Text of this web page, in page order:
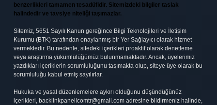
benzerlikleri tamamen tesadüfidir. Sitemizdeki bilgiler taslak
halindedir ve tavsiye niteliği taşımazlar.
Sitemiz, 5651 Sayılı Kanun gereğince Bilgi Teknolojileri ve İletişim
Kurumu (BTK) tarafından onaylanmış bir Yer Sağlayıcı olarak hizmet
vermektedir. Bu nedenle, sitedeki içerikleri proaktif olarak denetleme
veya araştırma yükümlülüğümüz bulunmamaktadır. Ancak, üyelerimiz
yazdıkları içeriklerin sorumluluğunu taşımakta olup, siteye üye olarak bu
sorumluluğu kabul etmiş sayılırlar.
Hukuka ve yasal düzenlemelere aykırı olduğunu düşündüğünüz
içerikleri, backlinkpanelicomtr@gmail.com adresine bildirmeniz halinde,